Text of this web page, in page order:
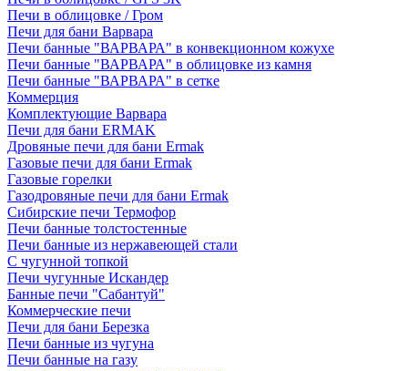
Печи в облицовке / Гром
Печи для бани Варвара
Печи банные "ВАРВАРА" в конвекционном кожухе
Печи банные "ВАРВАРА" в облицовке из камня
Печи банные "ВАРВАРА" в сетке
Коммерция
Комплектующие Варвара
Печи для бани ERMAK
Дровяные печи для бани Ermak
Газовые печи для бани Ermak
Газовые горелки
Газодровяные печи для бани Ermak
Сибирские печи Термофор
Печи банные толстостенные
Печи банные из нержавеющей стали
С чугунной топкой
Печи чугунные Искандер
Банные печи "Сабантуй"
Коммерческие печи
Печи для бани Березка
Печи банные из чугуна
Печи банные на газу